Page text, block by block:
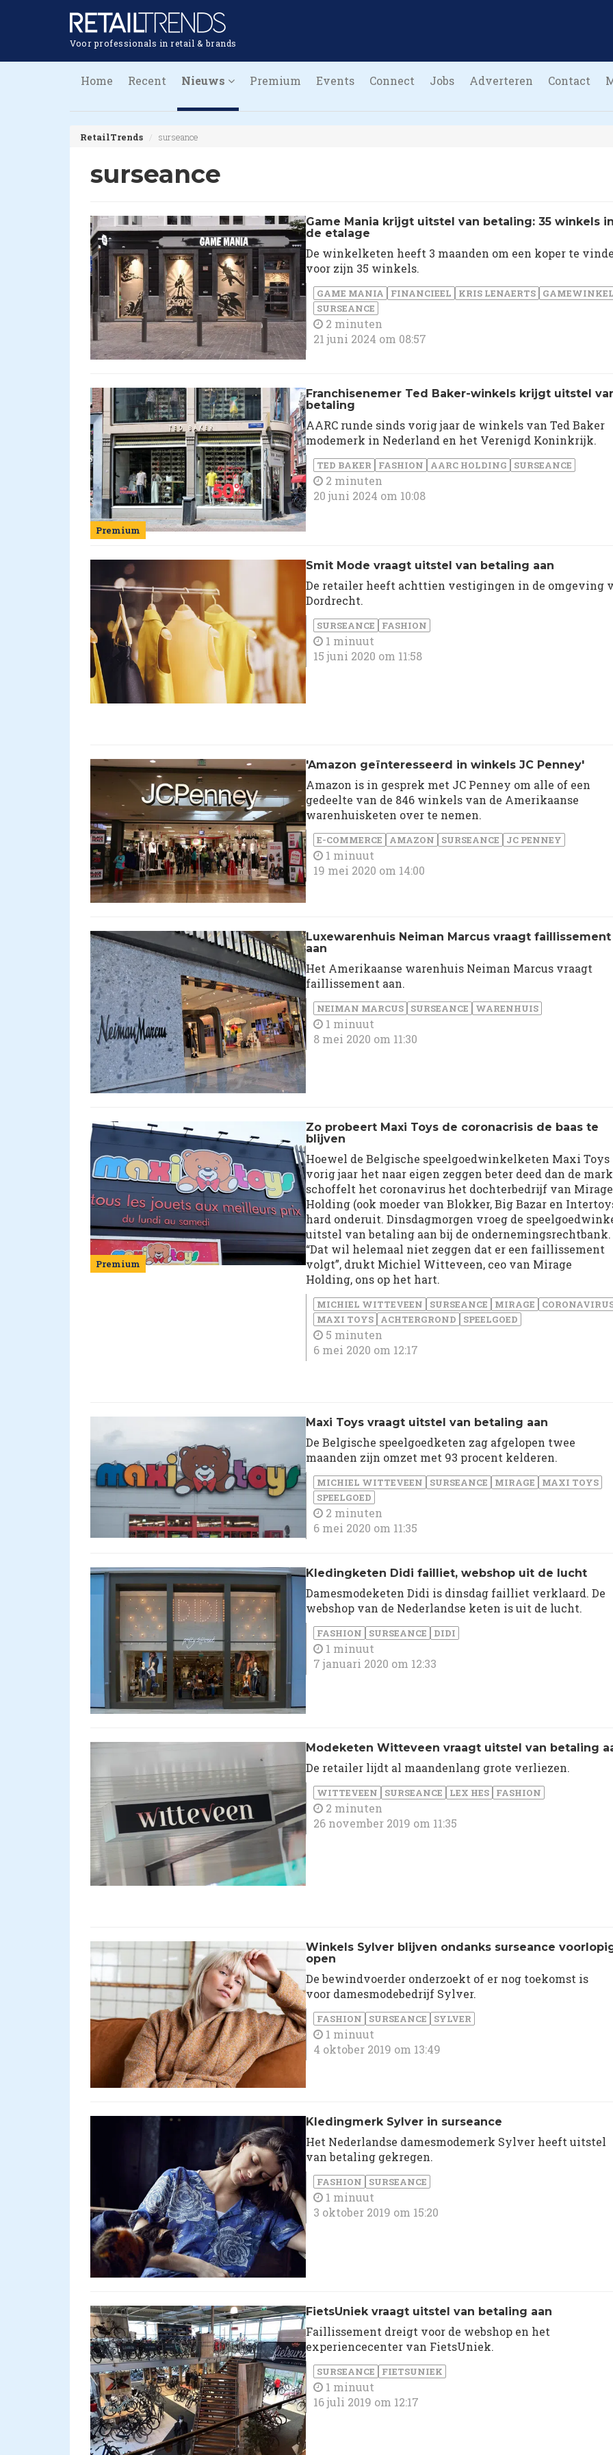
Voor professionals in retail & brands
Home Recent Nieuws Premium Events Connect Jobs Adverteren Contact
RetailTrends surseance
surseance
Game Mania krijgt uitstel van betaling: 35 winkels
de etalage
De winkelketen heeft 3 maanden om een koper te
voor zijn 35 winkels.
GAME MANIA FINANCIEEL KRIS LENAERTS
SURSEANCE
2 minuten
21 juni 2024 om 08:57
Premium
Franchisenemer Ted Baker-winkels krijgt uitstel
betaling
AARC runde sinds vorig jaar de winkels van Ted Baker
modemerk in Nederland en het Verenigd Koninkrijk.
TED BAKER FASHION AARC HOLDING SURSEANCE
2 minuten
20 juni 2024 om 10:08
Smit Mode vraagt uitstel van betaling aan
De retailer heeft achttien vestigingen in de omgeving
Dordrecht.
SURSEANCE FASHION
1 minuut
15 juni 2020 om 11:58
'Amazon geïnteresseerd in winkels JC Penney'
Amazon is in gesprek met JC Penney om alle of een
gedeelte van de 846 winkels van de Amerikaanse
warenhuisketen over te nemen.
E-COMMERCE AMAZON SURSEANCE JC PENNEY
1 minuut
19 mei 2020 om 14:00
Luxewarenhuis Neiman Marcus vraagt faillissement
aan
Het Amerikaanse warenhuis Neiman Marcus vraagt
faillissement aan.
NEIMAN MARCUS SURSEANCE WARENHUIS
1 minuut
8 mei 2020 om 11:30
Premium
Zo probeert Maxi Toys de coronacrisis de baas te
blijven
Hoewel de Belgische speelgoedwinkelketen Maxi Toys
vorig jaar het naar eigen zeggen beter deed dan de
schoffelt het coronavirus het dochterbedrijf van Mirage
Holding (ook moeder van Blokker, Big Bazar en
hard onderuit. Dinsdagmorgen vroeg de
uitstel van betaling aan bij de ondernemingsrechtbank.
“Dat wil helemaal niet zeggen dat er een faillissement
volgt”, drukt Michiel Witteveen, ceo van Mirage
Holding, ons op het hart.
MICHIEL WITTEVEEN SURSEANCE MIRAGE
MAXI TOYS
ACHTERGROND SPEELGOED
5 minuten
6 mei 2020 om 12:17
Maxi Toys vraagt uitstel van betaling aan
De Belgische speelgoedketen zag afgelopen twee
maanden zijn omzet met 93 procent kelderen.
MICHIEL WITTEVEEN SURSEANCE MIRAGE
MAXI TOYS
SPEELGOED
2 minuten
6 mei 2020 om 11:35
Kledingketen Didi failliet, webshop uit de lucht
Damesmodeketen Didi is dinsdag failliet verklaard. De
webshop van de Nederlandse keten is uit de lucht.
FASHION SURSEANCE DIDI
1 minuut
7 januari 2020 om 12:33
Modeketen Witteveen vraagt uitstel van betaling
De retailer lijdt al maandenlang grote verliezen.
WITTEVEEN SURSEANCE LEX HES FASHION
2 minuten
26 november 2019 om 11:35
Winkels Sylver blijven ondanks surseance
open
De bewindvoerder onderzoekt of er nog toekomst is
voor damesmodebedrijf Sylver.
FASHION SURSEANCE SYLVER
1 minuut
4 oktober 2019 om 13:49
Kledingmerk Sylver in surseance
Het Nederlandse damesmodemerk Sylver heeft uitstel
van betaling gekregen.
FASHION SURSEANCE
1 minuut
3 oktober 2019 om 15:20
FietsUniek vraagt uitstel van betaling aan
Faillissement dreigt voor de webshop en het
experiencecenter van FietsUniek.
SURSEANCE FIETSUNIEK
1 minuut
16 juli 2019 om 12:17